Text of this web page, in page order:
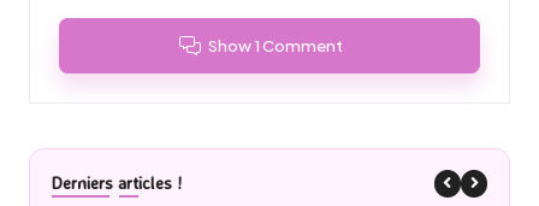
Show 1 Comment
Derniers articles !